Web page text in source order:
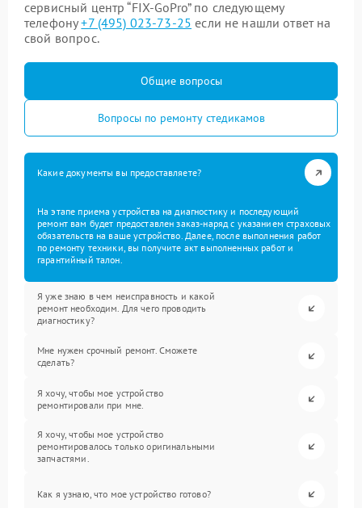
сервисный центр “FIX-GoPro” по следующему
телефону+7 (495) 023-73-25 если не нашли ответ на
свой вопрос.
Общие вопросы
Вопросы по ремонту стедикамов
Какие документы вы предоставляете?
На этапе приема устройства на диагностику и последующий
ремонт вам будет предоставлен заказ-наряд с указанием страховых
обязательств на ваше устройство. Далее, после выполнения работ
по ремонту техники, вы получите акт выполненных работ и
гарантийный талон.
Я уже знаю в чем неисправность и какой
ремонт необходим. Для чего проводить
диагностику?
Мне нужен срочный ремонт. Сможете
сделать?
Я хочу, чтобы мое устройство
ремонтировали при мне.
Я хочу, чтобы мое устройство
ремонтировалось только оригинальными
запчастями.
Как я узнаю, что мое устройство готово?